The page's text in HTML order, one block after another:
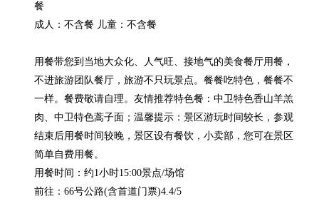
餐
成人：不含餐 儿童：不含餐
用餐带您到当地大众化、人气旺、接地气的美食餐厅用餐，
不进旅游团队餐厅，旅游不只玩景点。餐餐吃特色，餐餐不
一样。餐费敬请自理。友情推荐特色餐：中卫特色香山羊羔
肉、中卫特色蒿子面；温馨提示：景区游玩时间较长，参观
结束后用餐时间较晚，景区设有餐饮，小卖部，您可在景区
简单自费用餐。
用餐时间：约1小时15:00景点/场馆
前往：66号公路(含首道门票)4.4/5